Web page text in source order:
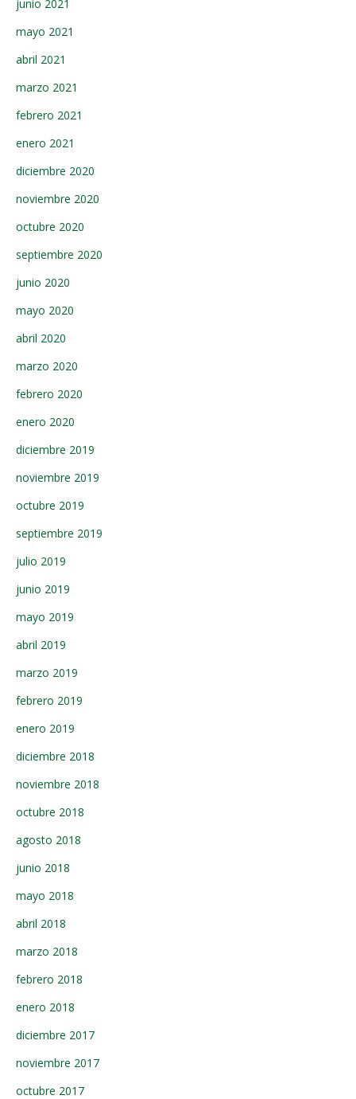
junio 2021
mayo 2021
abril 2021
marzo 2021
febrero 2021
enero 2021
diciembre 2020
noviembre 2020
octubre 2020
septiembre 2020
junio 2020
mayo 2020
abril 2020
marzo 2020
febrero 2020
enero 2020
diciembre 2019
noviembre 2019
octubre 2019
septiembre 2019
julio 2019
junio 2019
mayo 2019
abril 2019
marzo 2019
febrero 2019
enero 2019
diciembre 2018
noviembre 2018
octubre 2018
agosto 2018
junio 2018
mayo 2018
abril 2018
marzo 2018
febrero 2018
enero 2018
diciembre 2017
noviembre 2017
octubre 2017